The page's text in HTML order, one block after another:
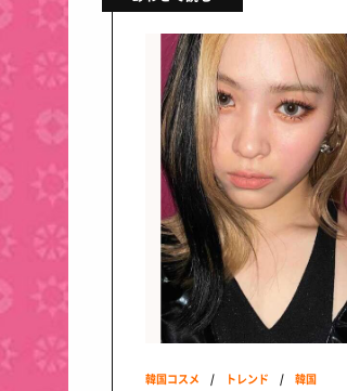
韓国コスメ / トレンド / 韓国